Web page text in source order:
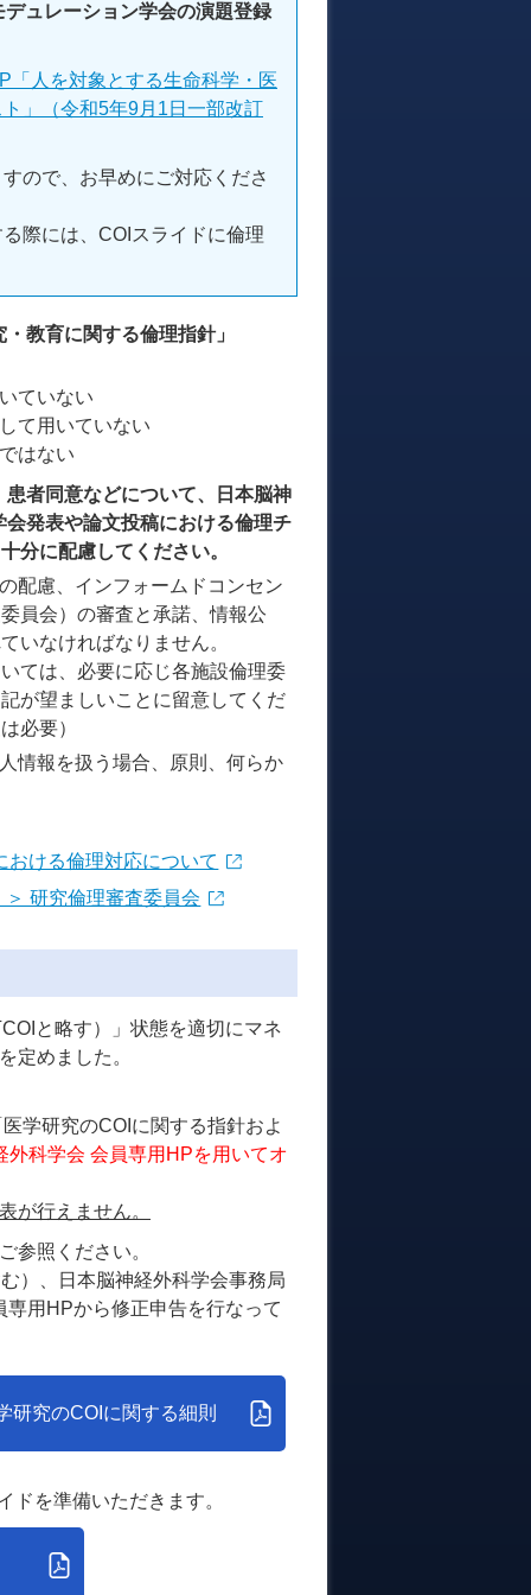
ュレーション学会の演題登録
「人を対象とする生命科学・医
」（令和5年9月1日一部改訂
ので、お早めにご対応くださ
際には、COIスライドに倫理
教育に関する倫理指針」
ていない
て用いていない
はない
者同意などについて、日本脳神
発表や論文投稿における倫理チ
分に配慮してください。
配慮、インフォームドコンセン
員会）の審査と承諾、情報公
いなければなりません。
ては、必要に応じ各施設倫理委
が望ましいことに留意してくだ
必要）
情報を扱う場合、原則、何らか
ける倫理対応について
研究倫理審査委員会
と略す）」状態を適切にマネ
定めました。
学研究のCOIに関する指針およ
科学会 会員専用HPを用いてオ
が行えません。
参照ください。
）、日本脳神経外科学会事務局
専用HPから修正申告を行なって
研究のCOIに関する細則
ドを準備いただきます。